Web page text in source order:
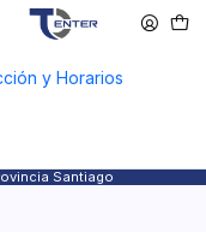
y Horarios
Santiago